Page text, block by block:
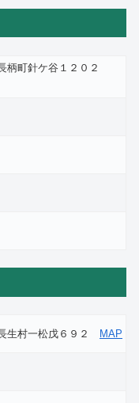
柄町針ケ谷１２０２
生村一松戊６９２ MAP